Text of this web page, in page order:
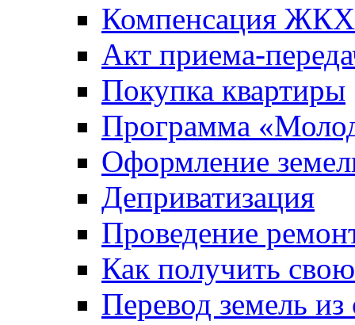
Компенсация ЖКХ
Акт приема-
Покупка квартиры
Программа
Оформление
Деприватизация
Проведение
Как получить
Перевод земель